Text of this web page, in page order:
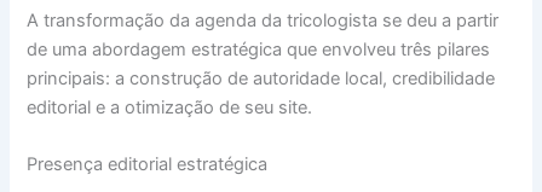
A transformação da agenda da tricologista se deu a partir
de uma abordagem estratégica que envolveu três pilares
principais: a construção de autoridade local, credibilidade
editorial e a otimização de seu site.
Presença editorial estratégica